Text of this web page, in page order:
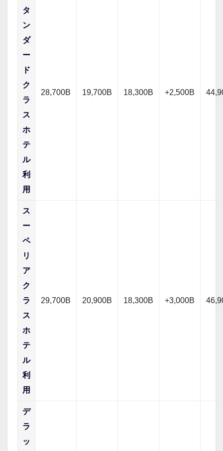
タ
ン
ダ
ー
ド
ク
ラ
ス
ホ
テ
ル
利
用
28,700B 19,700B 18,300B +2,500B
ス
ー
ペ
リ
ア
ク
ラ
ス
ホ
テ
ル
利
用
29,700B 20,900B 18,300B +3,000B
デ
ラ
ッ